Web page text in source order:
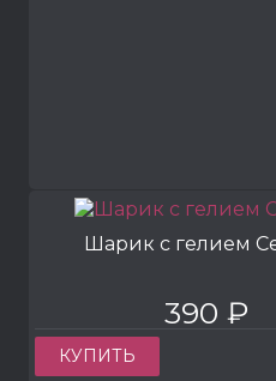
Шарик с гелием
390 ₽
КУПИТЬ